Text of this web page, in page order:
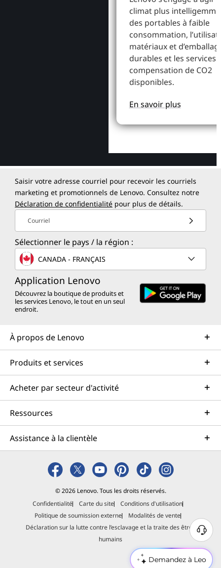
Demandez à Leo
climat plus
des portables à faible
consommation,
matériaux et
durables et les services
compensation de CO2
disponibles.
En savoir plus
Saisir votre adresse courriel pour recevoir les courriels
marketing et promotionnels de Lenovo. Consultez notre
Déclaration de confidentialité pour plus de détails.
Courriel
Sélectionner le pays / la région :
CANADA - FRANÇAIS
Application Lenovo
Découvrez la boutique de produits et
les services Lenovo, le tout en un seul
endroit.
À propos de Lenovo
Produits et services
Acheter par secteur d'activité
Ressources
Assistance à la clientèle
© 2026 Lenovo. Tous les droits réservés.
Confidentialité
Carte du site
Conditions d'utilisation
Politique de soumission externe
Modalités de vente
Déclaration sur la lutte contre l’esclavage et la traite des êtres
humains
B
e
s